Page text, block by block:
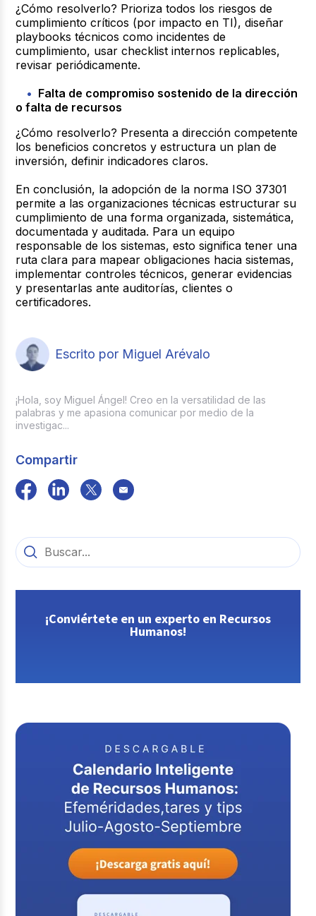
¿Cómo resolverlo? Prioriza todos los riesgos de
cumplimiento críticos (por impacto en TI), diseñar
playbooks técnicos como incidentes de
cumplimiento, usar checklist internos replicables,
revisar periódicamente.
Falta de compromiso sostenido de la dirección
o falta de recursos
¿Cómo resolverlo? Presenta a dirección competente
los beneficios concretos y estructura un plan de
inversión, definir indicadores claros.
En conclusión, la adopción de la norma ISO 37301
permite a las organizaciones técnicas estructurar su
cumplimiento de una forma organizada, sistemática,
documentada y auditada. Para un equipo
responsable de los sistemas, esto significa tener una
ruta clara para mapear obligaciones hacia sistemas,
implementar controles técnicos, generar evidencias
y presentarlas ante auditorías, clientes o
certificadores.
Escrito por Miguel Arévalo
¡Hola, soy Miguel Ángel! Creo en la versatilidad de las
palabras y me apasiona comunicar por medio de la
investigac...
Compartir
¡Conviértete en un experto en Recursos
Humanos!